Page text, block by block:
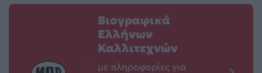
Βιογραφικά
Ελλήνων
Καλλιτεχνών
με πληροφορίες για